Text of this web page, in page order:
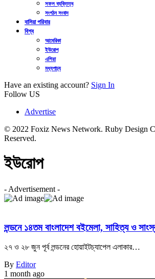
সফল ব্যক্তিত্ব
সংগঠন সংবাদ
বাসিয়া পরিবার
বিশ্ব
আমেরিকা
ইউরোপ
এশিয়া
মধ্যপাচ্য
Have an existing account? Sign In
Follow US
Advertise
© 2022 Foxiz News Network. Ruby Design
Reserved.
ইউরোপ
- Advertisement -
লন্ডনে ১৪তম বাংলাদেশ বইমেলা, সাহিত্য ও
২৭ ও ২৮ জুন পূর্ব লন্ডনের হোয়াইটচ্যাপেল এলাকার…
By Editor
1 month ago